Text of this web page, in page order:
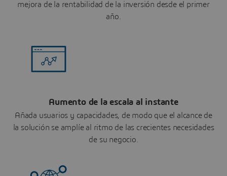
mejora de la rentabilidad de la inversión desde el primer
año.
Aumento de la escala al instante
Añada usuarios y capacidades, de modo que el alcance de
la solución se amplíe al ritmo de las crecientes necesidades
de su negocio.